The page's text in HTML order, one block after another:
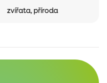
zvířata, příroda